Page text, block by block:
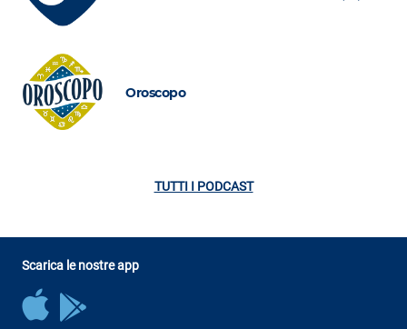
Oroscopo
TUTTI I PODCAST
Scarica le nostre app